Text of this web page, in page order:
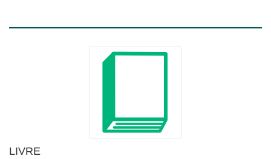
LIVRE